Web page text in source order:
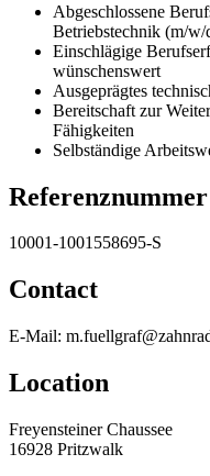
Abgeschlossene
Betriebstechnik (m/
Einschlägige
wünschenswert
Ausgeprägtes
Bereitschaft zur
Fähigkeiten
Selbständige
Referenznummer
10001-1001558695-S
Contact
E-Mail:
Location
Freyensteiner Chaussee
16928 Pritzwalk